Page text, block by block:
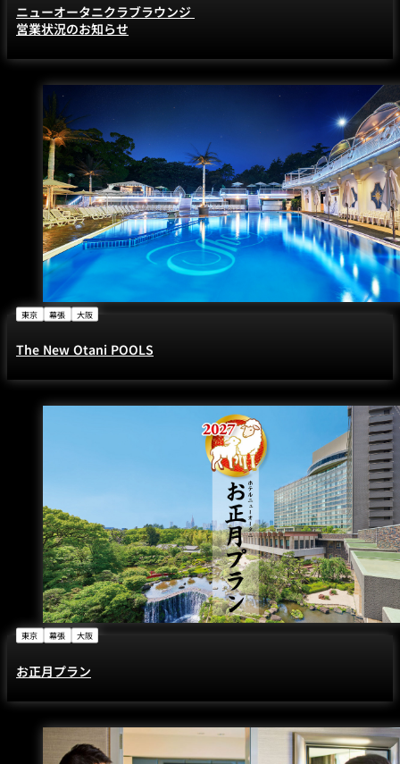
ニューオータニクラブラウンジ
営業状況のお知らせ
東京 幕張 大阪
The New Otani POOLS
東京 幕張 大阪
お正月プラン